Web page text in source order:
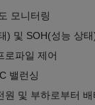
모니터링
) 및 SOH(성능 상태
로파일 제어
밸런싱
원 및 부하로부터